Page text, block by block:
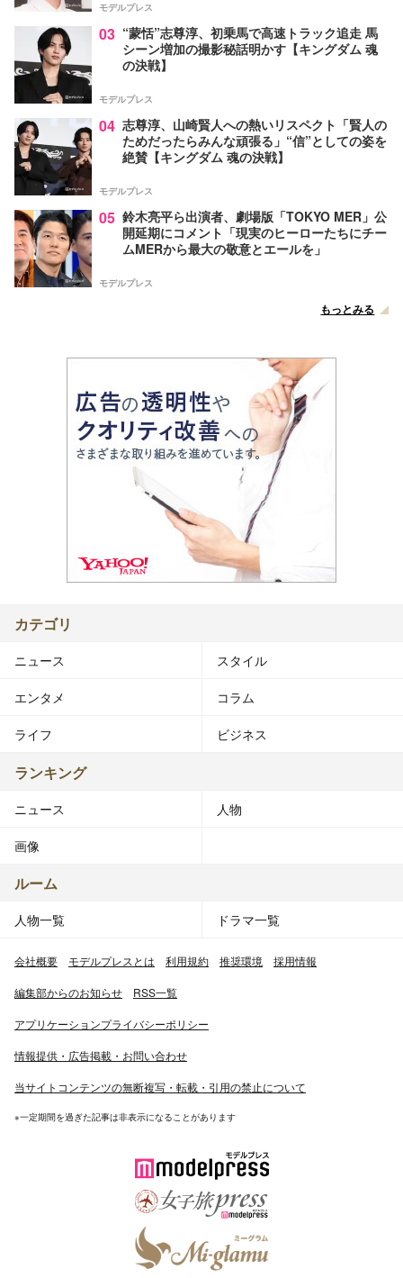
モデルプレス
03 “蒙恬”志尊淳、初乗馬で高速トラック追走 馬
シーン増加の撮影秘話明かす【キングダム 魂
の決戦】
モデルプレス
04 志尊淳、山崎賢人への熱いリスペクト「賢人の
ためだったらみんな頑張る」“信”としての姿を
絶賛【キングダム 魂の決戦】
モデルプレス
05 鈴木亮平ら出演者、劇場版「TOKYO MER」公
開延期にコメント「現実のヒーローたちにチー
ムMERから最大の敬意とエールを」
モデルプレス
もっとみる
カテゴリ
ニュース スタイル
エンタメ コラム
ライフ ビジネス
ランキング
ニュース 人物
画像
ルーム
人物一覧 ドラマ一覧
会社概要 モデルプレスとは 利用規約 推奨環境 採用情報
編集部からのお知らせ RSS一覧
アプリケーションプライバシーポリシー
情報提供・広告掲載・お問い合わせ
当サイトコンテンツの無断複写・転載・引用の禁止について
※一定期間を過ぎた記事は非表示になることがあります